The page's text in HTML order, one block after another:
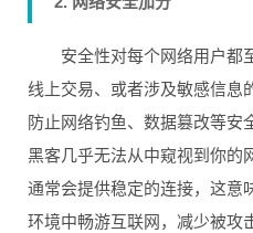
安全性对每个网络用户都
线上交易、或者涉及敏感信息
防止网络钓鱼、数据篡改等安
黑客几乎无法从中窥视到你的
通常会提供稳定的连接，这意
环境中畅游互联网，减少被攻